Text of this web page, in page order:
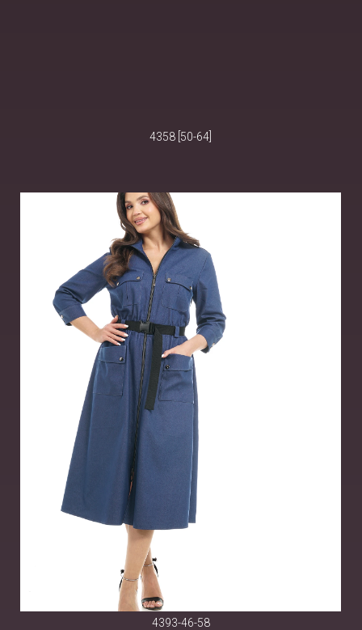
4358 [50-64]
4393-46-58